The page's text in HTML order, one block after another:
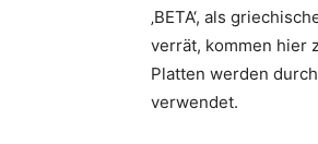
‚BETA‘, als
verrät, kommen hier
Platten werden
verwendet.